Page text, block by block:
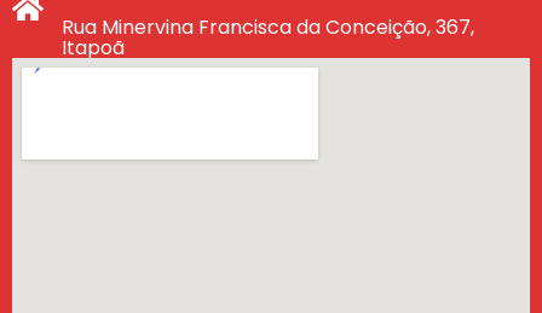
Rua Minervina Francisca da Conceição, 367,
Itapoã